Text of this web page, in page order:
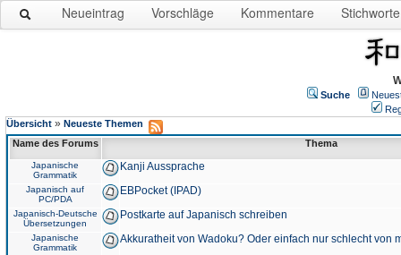
Neueintrag Vorschläge Kommentare Stichworte
Suche
Übersicht » Neueste Themen
Name des Forums
Thema
Japanische
Grammatik
Kanji Aussprache
Japanisch auf
PC/PDA
EBPocket (IPAD)
Japanisch-Deutsche
Übersetzungen
Postkarte auf Japanisch schreiben
Japanische
Grammatik
Akkuratheit von Wadoku? Oder einfach nur schlecht von